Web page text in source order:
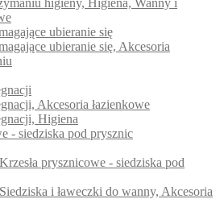
higieny, Higiena, Wanny i
ubieranie się
ubieranie się, Akcesoria
Akcesoria łazienkowe
Higiena
- siedziska pod prysznic
prysznicowe - siedziska pod
i ławeczki do wanny, Akcesoria